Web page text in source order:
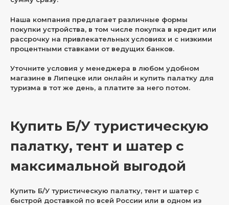
Наша компания предлагает различные формы
покупки устройства, в том числе покупка в кредит или
рассрочку на привлекательных условиях и с низкими
процентными ставками от ведущих банков.
Уточните условия у менеджера в любом удобном
магазине в Липецке или онлайн и купить палатку для
туризма в тот же день, а платите за него потом.
Купить Б/У туристическую
палатку, тент и шатер с
максимальной выгодой
Купить Б/У туристическую палатку, тент и шатер с
быстрой доставкой по всей России или в одном из